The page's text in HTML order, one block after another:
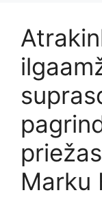
Marku